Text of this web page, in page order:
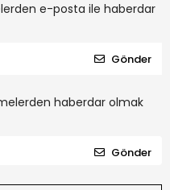
e-posta ile haberdar
Gönder
haberdar olmak
Gönder